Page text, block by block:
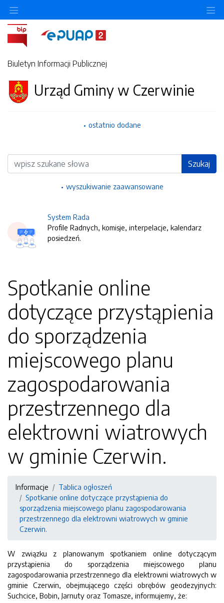
Biuletyn Informacji Publicznej
Urząd Gminy w Czerwinie
ostatnio dodane
Wyszukiwarka Szukaj
wyszukiwanie zaawansowane
System Rada
Profile Radnych, komisje, interpelacje, kalendarz
posiedzeń.
Spotkanie online
dotyczące przystąpienia
do sporządzenia
miejscowego planu
zagospodarowania
przestrzennego dla
elektrowni wiatrowych
w gminie Czerwin.
Informacje
Tablica ogłoszeń
Spotkanie online dotyczące przystąpienia do
sporządzenia miejscowego planu zagospodarowania
przestrzennego dla elektrowni wiatrowych w gminie
Czerwin.
W związku z planowanym spotkaniem online dotyczącym
przystąpienia do sporządzenia miejscowego planu
zagospodarowania przestrzennego dla elektrowni wiatrowych w
gminie Czerwin, obejmującego części obrębów geodezyjnych:
Suchcice, Bobin, Jarnuty oraz Tomasze, informujemy, że: